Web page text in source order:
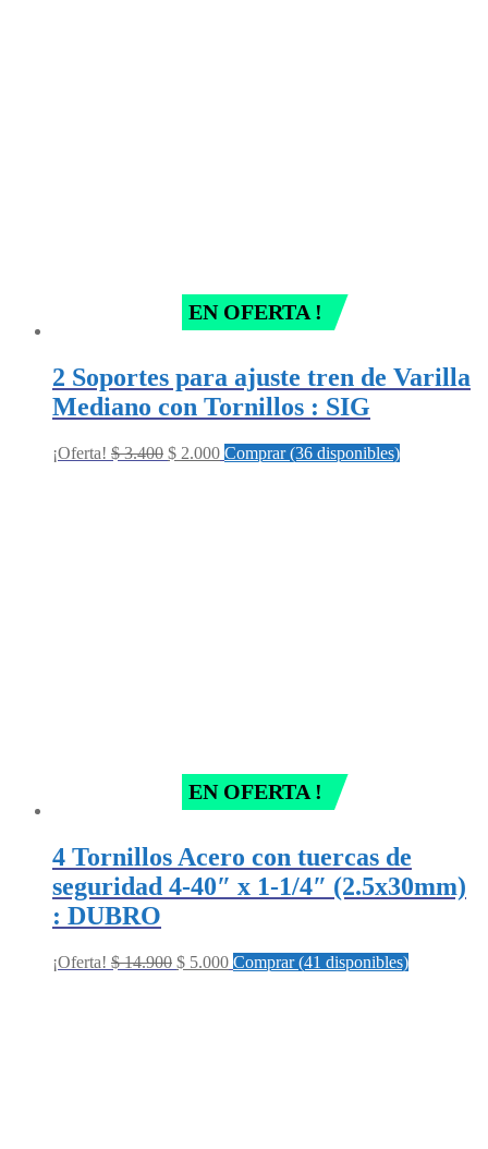
EN OFERTA !
2 Soportes para ajuste tren de Varilla
Mediano con Tornillos : SIG
¡Oferta! $3.400 Original
$ 2.000Current
Comprar (36 disponibles)
EN OFERTA !
4 Tornillos Acero con tuercas de
seguridad 4-40″ x 1-1/4″ (2.5x30mm)
: DUBRO
¡Oferta! $14.900 Original
$ 5.000Current
Comprar (41 disponibles)